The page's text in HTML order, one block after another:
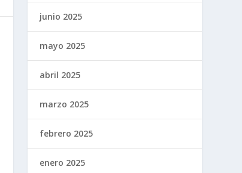
junio 2025
mayo 2025
abril 2025
marzo 2025
febrero 2025
enero 2025